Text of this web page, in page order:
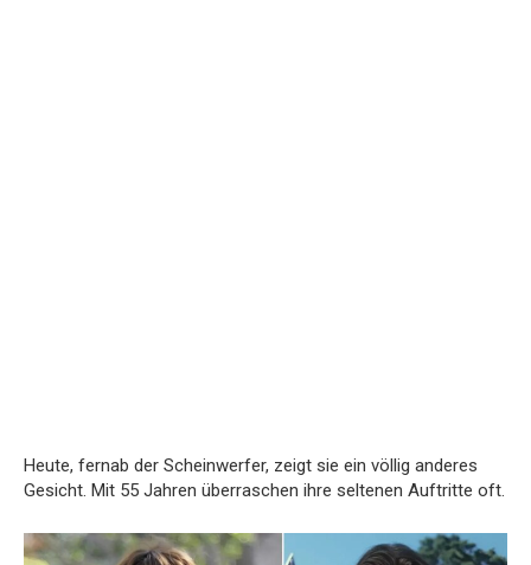
Heute, fernab der Scheinwerfer, zeigt sie ein völlig anderes
Gesicht. Mit 55 Jahren überraschen ihre seltenen Auftritte oft.